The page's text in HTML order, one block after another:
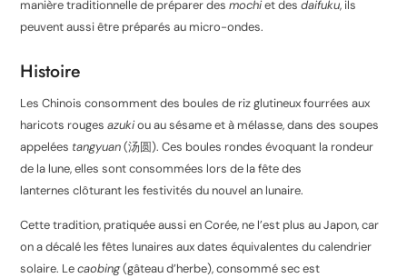
manière traditionnelle de préparer desmochiet desdaifuku, ils
peuvent aussi être préparés au micro-ondes.
Histoire
Les Chinois consomment des boules de riz glutineux fourrées aux
haricots rougesazukiou au sésame et à mélasse, dans des soupes
appelées tangyuan(汤圆). Ces boules rondes évoquant la rondeur
de la lune, elles sont consommées lors de la fête des
lanternes clôturant les festivités du nouvel an lunaire.
Cette tradition, pratiquée aussi en Corée, ne l’est plus au Japon, car
on a décalé les fêtes lunaires aux dates équivalentes du calendrier
solaire. Lecaobing(gâteau d’herbe), consommé sec est